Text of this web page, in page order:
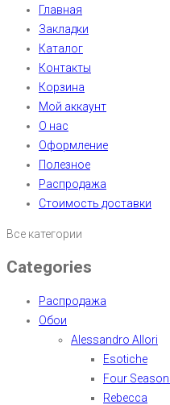
Главная
Закладки
Каталог
Контакты
Корзина
Мой аккаунт
О нас
Оформление
Полезное
Распродажа
Стоимость доставки
Все категории
Categories
Распродажа
Обои
Alessandro Allori
Esotiche
Four
Rebecca